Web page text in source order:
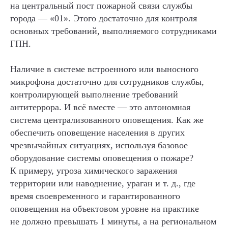
на центральный пост пожарной связи службы
города — «01». Этого достаточно для контроля
основных требований, выполняемого сотрудниками
ГПН.
Наличие в системе встроенного или выносного
микрофона достаточно для сотрудников службы,
контролирующей выполнение требований
антитеррора. И всё вместе — это автономная
система централизованного оповещения. Как же
обеспечить оповещение населения в других
чрезвычайных ситуациях, используя базовое
оборудование системы оповещения о пожаре?
К примеру, угроза химического заражения
территории или наводнение, ураган и т. д., где
время своевременного и гарантированного
оповещения на объектовом уровне на практике
не должно превышать 1 минуты, а на региональном